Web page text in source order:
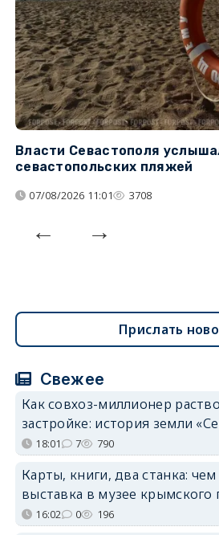
Власти Севастополя
севастопольских пляжей
07/08/2026 11:01 3708
Прислать
Свежее
Как совхоз-миллионер
застройке: история земли
18:01 7 790
Карты, книги, два станка:
выставка в музее крымского
16:02 0 196